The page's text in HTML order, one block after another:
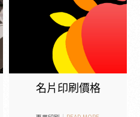
名片印刷價格